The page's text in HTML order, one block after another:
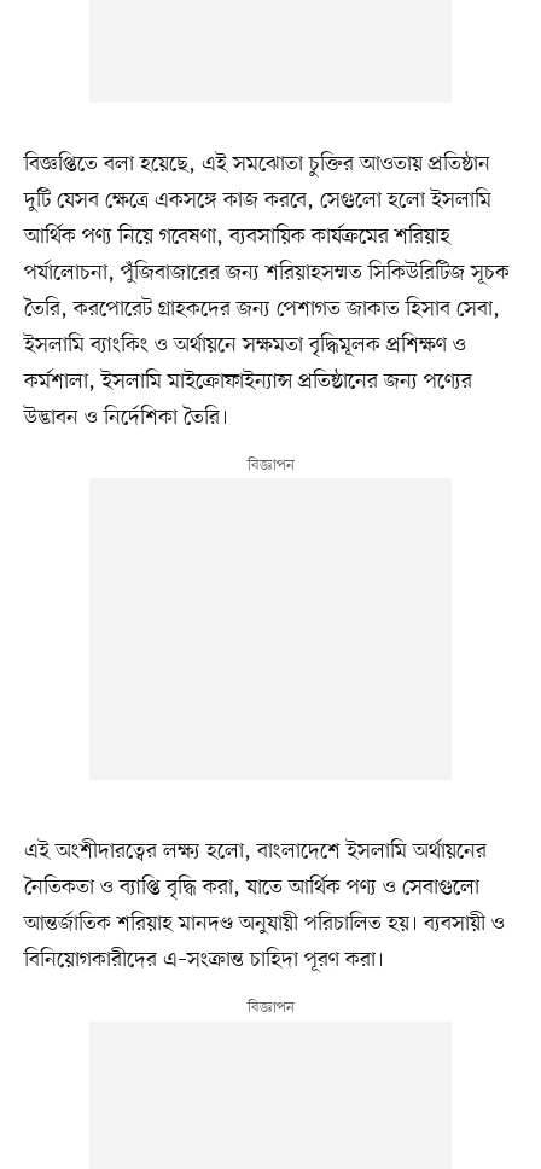
বিজ্ঞপ্তিতে বলা হয়েছে, এই সমঝোতা চুক্তির আওতায় প্রতিষ্ঠান
দুটি যেসব ক্ষেত্রে একসঙ্গে কাজ করবে, সেগুলো হলো ইসলামি
আর্থিক পণ্য নিয়ে গবেষণা, ব্যবসায়িক কার্যক্রমের শরিয়াহ
পর্যালোচনা, পুঁজিবাজারের জন্য শরিয়াহসম্মত সিকিউরিটিজ সূচক
তৈরি, করপোরেট গ্রাহকদের জন্য পেশাগত জাকাত হিসাব সেবা,
ইসলামি ব্যাংকিং ও অর্থায়নে সক্ষমতা বৃদ্ধিমূলক প্রশিক্ষণ ও
কর্মশালা, ইসলামি মাইক্রোফাইন্যান্স প্রতিষ্ঠানের জন্য পণ্যের
উদ্ভাবন ও নির্দেশিকা তৈরি।
এই অংশীদারত্বের লক্ষ্য হলো, বাংলাদেশে ইসলামি অর্থায়নের
নৈতিকতা ও ব্যাপ্তি বৃদ্ধি করা, যাতে আর্থিক পণ্য ও সেবাগুলো
আন্তর্জাতিক শরিয়াহ মানদণ্ড অনুযায়ী পরিচালিত হয়। ব্যবসায়ী ও
বিনিয়োগকারীদের এ–সংক্রান্ত চাহিদা পূরণ করা।